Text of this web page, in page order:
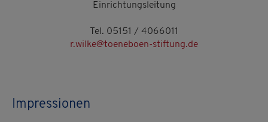
Einrichtungsleitung
Tel. 05151 / 4066011
r.wilke@toeneboen-stiftung.de
Impressionen